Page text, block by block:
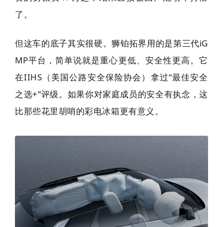
了。
但这车的底子其实很硬。狮铂拓界用的是第三代iG
MP平台，简单说就是重心更低、安全性更高。它
在IIHS（美国公路安全保险协会）拿过“最佳安全
之选+”评级。如果你对家庭成员的安全有执念，这
比那些花里胡哨的彩电冰箱更有意义。